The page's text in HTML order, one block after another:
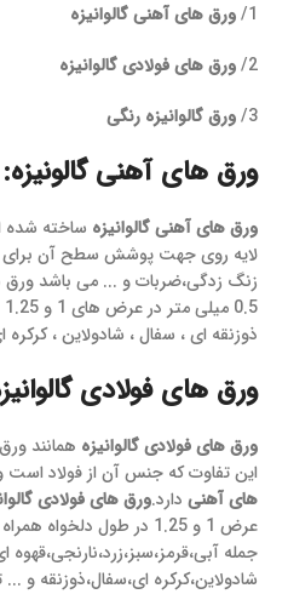
1/ ورق های آهنی گالوانیزه
2/ ورق های فولادی گالوانیزه
3/ ورق گالوانیزه رنگی
ورق های آهنی گالونیزه:
ورق های آهنی گالوانیزه ساخته شده
لایه روی جهت پوشش سطح آن برای
زنگ زدگی،ضربات و ... می باشد ورق
ذوزنقه ای ، سفال ، شادولاین ،
ورق های فولادی
ورق های فولادی گالوانیزه همانند
این تفاوت که جنس آن از فولاد
های آهنی دارد.ورق های فولادی
عرض 1 و 1.25 در طول
جمله
شادولاین،کرکره ای،سفال،ذوزنقه و